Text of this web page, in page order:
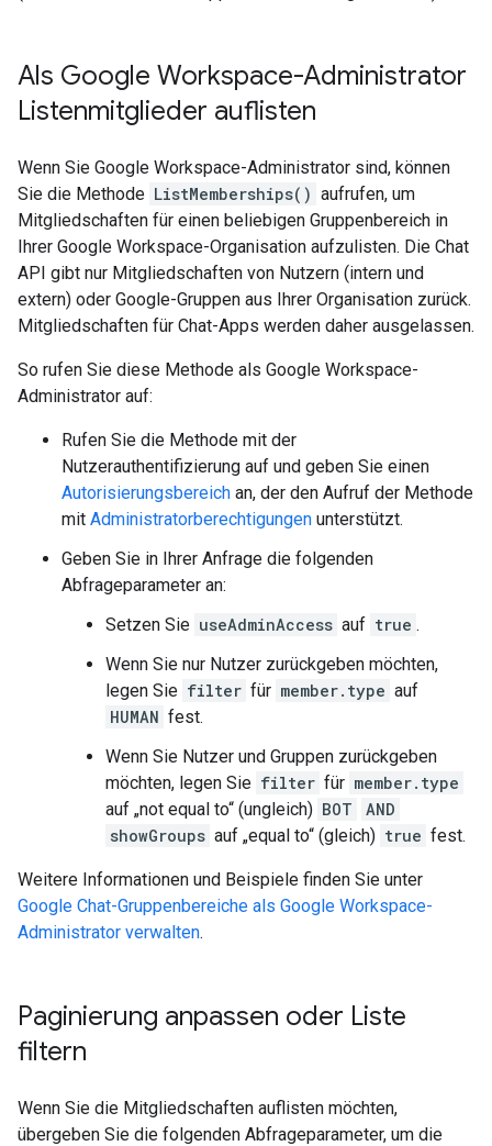
Als Google Workspace-Administrator
Listenmitglieder auflisten
Wenn Sie Google Workspace-Administrator sind, können
Sie die Methode ListMemberships() aufrufen, um
Mitgliedschaften für einen beliebigen Gruppenbereich in
Ihrer Google Workspace-Organisation aufzulisten. Die Chat
API gibt nur Mitgliedschaften von Nutzern (intern und
extern) oder Google-Gruppen aus Ihrer Organisation zurück.
Mitgliedschaften für Chat-Apps werden daher ausgelassen.
So rufen Sie diese Methode als Google Workspace-
Administrator auf:
Rufen Sie die Methode mit der
Nutzerauthentifizierung auf und geben Sie einen
Autorisierungsbereich an, der den Aufruf der Methode
mit Administratorberechtigungen unterstützt.
Geben Sie in Ihrer Anfrage die folgenden
Abfrageparameter an:
Setzen Sie useAdminAccess auf true .
Wenn Sie nur Nutzer zurückgeben möchten,
legen Sie filter für member.type auf
HUMAN fest.
Wenn Sie Nutzer und Gruppen zurückgeben
möchten, legen Sie filter für member.type
auf „not equal to“ (ungleich) BOT
AND
showGroups auf „equal to“ (gleich) true fest.
Weitere Informationen und Beispiele finden Sie unter
Google Chat-Gruppenbereiche als Google Workspace-
Administrator verwalten.
Paginierung anpassen oder Liste
filtern
Wenn Sie die Mitgliedschaften auflisten möchten,
übergeben Sie die folgenden Abfrageparameter, um die